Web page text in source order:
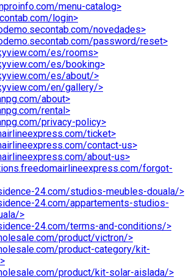
menu-catalog>
login>
novedades>
password/reset>
es/rooms>
es/booking>
es/about/>
en/gallery/>
about>
rental>
privacy-policy>
ticket>
contact-us>
about-us>
forgot-
24.com/studios-meubles-douala/>
24.com/appartements-studios-
>
24.com/terms-and-conditions/>
product/victron/>
product-category/kit-
product/kit-solar-aislada/>